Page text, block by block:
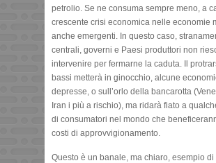
petrolio. Se ne consuma sempre meno, a
crescente crisi economica nelle economie
anche emergenti. In questo caso,
centrali, governi e Paesi produttori non
intervenire per fermarne la caduta. Il
bassi metterà in ginocchio, alcune
depresse, o sull’orlo della bancarotta
Iran i più a rischio), ma ridarà fiato a
di consumatori nel mondo che
costi di approvvigionamento.
Questo è un banale, ma chiaro, esempio di